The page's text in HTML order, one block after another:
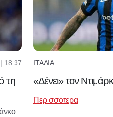
18:37
τη
ΙΤΑΛΊΑ
«Δένει» τον
Περισσότερα